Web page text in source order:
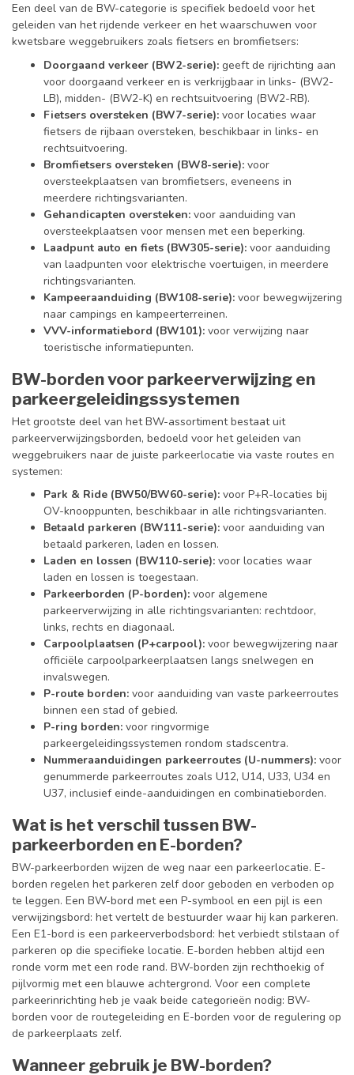
Een deel van de BW-categorie is specifiek bedoeld voor het
geleiden van het rijdende verkeer en het waarschuwen voor
kwetsbare weggebruikers zoals fietsers en bromfietsers:
Doorgaand verkeer (BW2-serie): geeft de rijrichting aan
voor doorgaand verkeer en is verkrijgbaar in links- (BW2-
LB), midden- (BW2-K) en rechtsuitvoering (BW2-RB).
Fietsers oversteken (BW7-serie): voor locaties waar
fietsers de rijbaan oversteken, beschikbaar in links- en
rechtsuitvoering.
Bromfietsers oversteken (BW8-serie): voor
oversteekplaatsen van bromfietsers, eveneens in
meerdere richtingsvarianten.
Gehandicapten oversteken: voor aanduiding van
oversteekplaatsen voor mensen met een beperking.
Laadpunt auto en fiets (BW305-serie): voor aanduiding
van laadpunten voor elektrische voertuigen, in meerdere
richtingsvarianten.
Kampeeraanduiding (BW108-serie): voor bewegwijzering
naar campings en kampeerterreinen.
VVV-informatiebord (BW101): voor verwijzing naar
toeristische informatiepunten.
BW-borden voor parkeerverwijzing en
parkeergeleidingssystemen
Het grootste deel van het BW-assortiment bestaat uit
parkeerverwijzingsborden, bedoeld voor het geleiden van
weggebruikers naar de juiste parkeerlocatie via vaste routes en
systemen:
Park & Ride (BW50/BW60-serie): voor P+R-locaties bij
OV-knooppunten, beschikbaar in alle richtingsvarianten.
Betaald parkeren (BW111-serie): voor aanduiding van
betaald parkeren, laden en lossen.
Laden en lossen (BW110-serie): voor locaties waar
laden en lossen is toegestaan.
Parkeerborden (P-borden): voor algemene
parkeerverwijzing in alle richtingsvarianten: rechtdoor,
links, rechts en diagonaal.
Carpoolplaatsen (P+carpool): voor bewegwijzering naar
officiële carpoolparkeerplaatsen langs snelwegen en
invalswegen.
P-route borden: voor aanduiding van vaste parkeerroutes
binnen een stad of gebied.
P-ring borden: voor ringvormige
parkeergeleidingssystemen rondom stadscentra.
Nummeraanduidingen parkeerroutes (U-nummers): voor
genummerde parkeerroutes zoals U12, U14, U33, U34 en
U37, inclusief einde-aanduidingen en combinatieborden.
Wat is het verschil tussen BW-
parkeerborden en E-borden?
BW-parkeerborden wijzen de weg naar een parkeerlocatie. E-
borden regelen het parkeren zelf door geboden en verboden op
te leggen. Een BW-bord met een P-symbool en een pijl is een
verwijzingsbord: het vertelt de bestuurder waar hij kan parkeren.
Een E1-bord is een parkeerverbodsbord: het verbiedt stilstaan of
parkeren op die specifieke locatie. E-borden hebben altijd een
ronde vorm met een rode rand. BW-borden zijn rechthoekig of
pijlvormig met een blauwe achtergrond. Voor een complete
parkeerinrichting heb je vaak beide categorieën nodig: BW-
borden voor de routegeleiding en E-borden voor de regulering op
de parkeerplaats zelf.
Wanneer gebruik je BW-borden?